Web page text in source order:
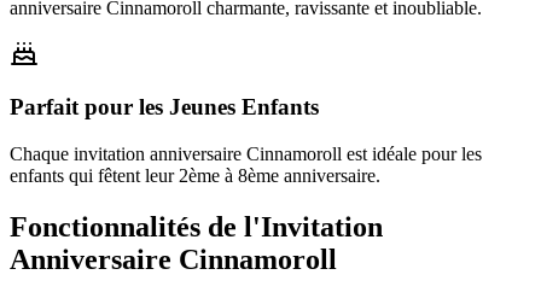
anniversaire Cinnamoroll charmante, ravissante et inoubliable.
Parfait pour les Jeunes Enfants
Chaque invitation anniversaire Cinnamoroll est idéale pour les
enfants qui fêtent leur 2ème à 8ème anniversaire.
Fonctionnalités de l'Invitation
Anniversaire Cinnamoroll